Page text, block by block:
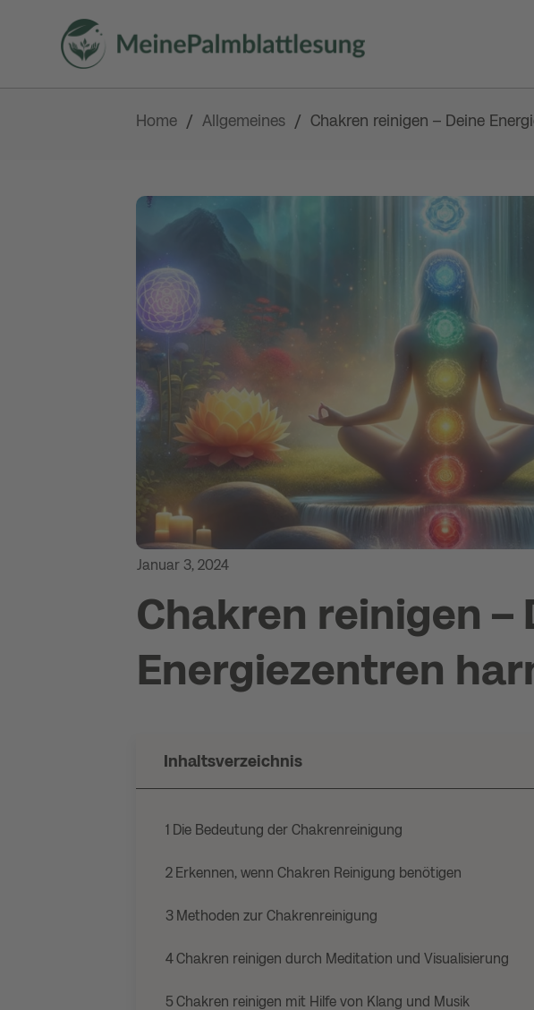
Home / Allgemeines / Chakren reinigen – Deine
Januar 3, 2024
Chakren reinigen –
Energiezentren
Inhaltsverzeichnis
1 Die Bedeutung der Chakrenreinigung
2 Erkennen, wenn Chakren Reinigung benötigen
3 Methoden zur Chakrenreinigung
4Chakren reinigen durch Meditation und Visualisierung
5 Chakren reinigen mit Hilfe von Klang und Musik